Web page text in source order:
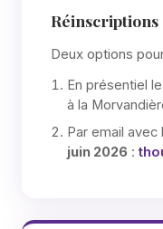
Réinscriptions
Deux options
En présentiel le
à la
Par email
juin 2026 :